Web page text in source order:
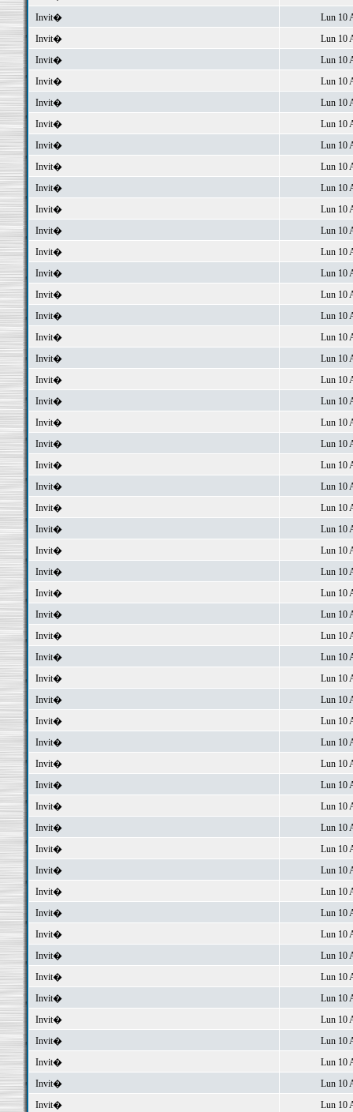
Invit�
Lun 10
Invit�
Lun 10
Invit�
Lun 10
Invit�
Lun 10
Invit�
Lun 10
Invit�
Lun 10
Invit�
Lun 10
Invit�
Lun 10
Invit�
Lun 10
Invit�
Lun 10
Invit�
Lun 10
Invit�
Lun 10
Invit�
Lun 10
Invit�
Lun 10
Invit�
Lun 10
Invit�
Lun 10
Invit�
Lun 10
Invit�
Lun 10
Invit�
Lun 10
Invit�
Lun 10
Invit�
Lun 10
Invit�
Lun 10
Invit�
Lun 10
Invit�
Lun 10
Invit�
Lun 10
Invit�
Lun 10
Invit�
Lun 10
Invit�
Lun 10
Invit�
Lun 10
Invit�
Lun 10
Invit�
Lun 10
Invit�
Lun 10
Invit�
Lun 10
Invit�
Lun 10
Invit�
Lun 10
Invit�
Lun 10
Invit�
Lun 10
Invit�
Lun 10
Invit�
Lun 10
Invit�
Lun 10
Invit�
Lun 10
Invit�
Lun 10
Invit�
Lun 10
Invit�
Lun 10
Invit�
Lun 10
Invit�
Lun 10
Invit�
Lun 10
Invit�
Lun 10
Invit�
Lun 10
Invit�
Lun 10
Invit�
Lun 10
Invit�
Lun 10